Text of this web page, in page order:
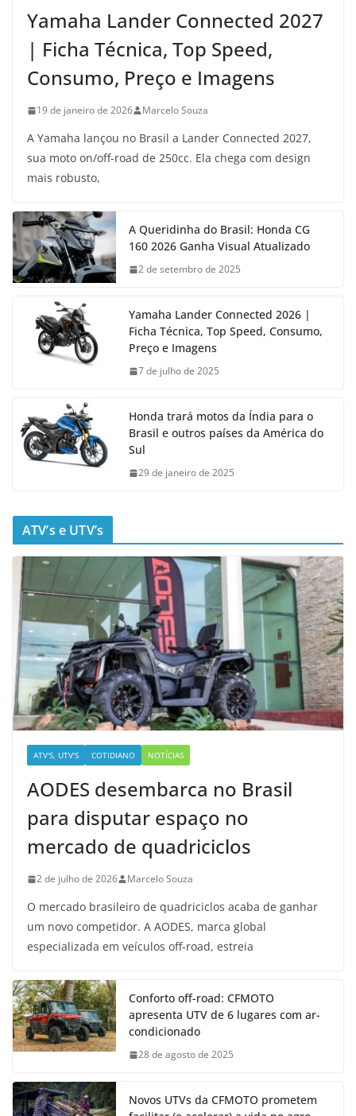
Yamaha Lander Connected 2027
| Ficha Técnica, Top Speed,
Consumo, Preço e Imagens
19 de janeiro de 2026 Marcelo Souza
A Yamaha lançou no Brasil a Lander Connected 2027,
sua moto on/off-road de 250cc. Ela chega com design
mais robusto,
A Queridinha do Brasil: Honda CG
160 2026 Ganha Visual Atualizado
2 de setembro de 2025
Yamaha Lander Connected 2026 |
Ficha Técnica, Top Speed, Consumo,
Preço e Imagens
7 de julho de 2025
Honda trará motos da Índia para o
Brasil e outros países da América do
Sul
29 de janeiro de 2025
ATV’s e UTV’s
ATV'S, UTV'S COTIDIANO NOTÍCIAS
AODES desembarca no Brasil
para disputar espaço no
mercado de quadriciclos
2 de julho de 2026 Marcelo Souza
O mercado brasileiro de quadriciclos acaba de ganhar
um novo competidor. A AODES, marca global
especializada em veículos off-road, estreia
Conforto off-road: CFMOTO
apresenta UTV de 6 lugares com ar-
condicionado
28 de agosto de 2025
Novos UTVs da CFMOTO prometem